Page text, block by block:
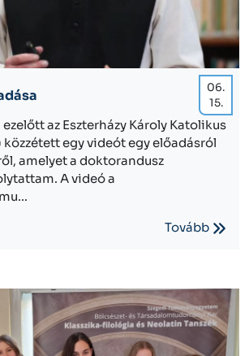
06.
15.
az Eszterházy Károly Katolikus
közzétett egy videót egy előadásról
amelyet a doktorandusz
A videó a
Tovább